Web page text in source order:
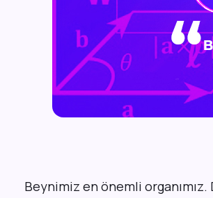
Beynimiz en önemli organımız.